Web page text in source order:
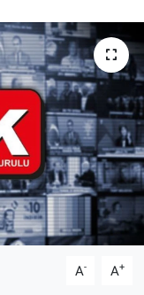
A- A+